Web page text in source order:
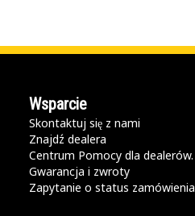
Wsparcie
Skontaktuj się z nami
Znajdź dealera
Centrum Pomocy dla dealerów.
Gwarancja i zwroty
Zapytanie o status zamówienia